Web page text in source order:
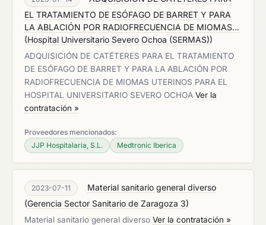
EL TRATAMIENTO DE ESÓFAGO DE BARRET Y PARA
LA ABLACIÓN POR RADIOFRECUENCIA DE MIOMAS...
(Hospital Universitario Severo Ochoa (SERMAS))
ADQUISICIÓN DE CATÉTERES PARA EL TRATAMIENTO
DE ESÓFAGO DE BARRET Y PARA LA ABLACIÓN POR
RADIOFRECUENCIA DE MIOMAS UTERINOS PARA EL
HOSPITAL UNIVERSITARIO SEVERO OCHOA Ver la
contratación »
Proveedores mencionados:
JJP Hospitalaria, S.L.
Medtronic Iberica
2023-07-11
Material sanitario general diverso
(Gerencia Sector Sanitario de Zaragoza 3)
Material sanitario general diverso Ver la contratación »